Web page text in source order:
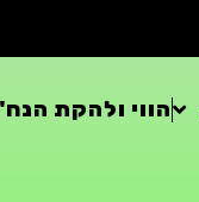
הווי ולהקת